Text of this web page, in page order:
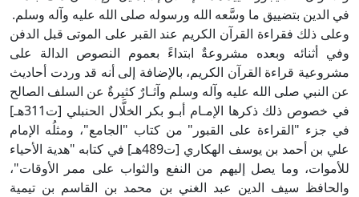
الدين بتضييق ما وسَّعه الله ورسوله صلى الله عليه وآله وسلم.
ذلك فقراءة القرآن الكريم عند القبر على الموتى قبل الدفن
أثنائه وبعده مشروعةٌ ابتداءً بعموم النصوص الدالة على
قراءة القرآن الكريم، بالإضافة إلى أنه قد وردت أحاديث
النبي صلى الله عليه وآله وسلم وآثـارٌ كثيرةٌ عن السلف الصالح
في خصوص ذلك ذكرها الإمـام أبـو بكر الخلَّال الحنبلي [ت311هـ]
جزء "القراءة على القبور" من كتاب "الجامع"، ومثلُه الإمام
علي بن أحمد بن يوسف الهكاري [ت489هـ] في كتابه "هدية الأحياء
وما يصل إليهم من النفع والثواب على ممر الأوقات"،
سيف الدين عبد الغني بن محمد بن القاسم بن تيمية